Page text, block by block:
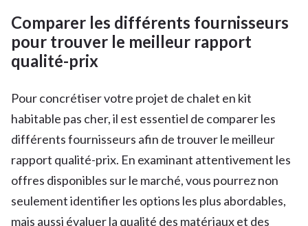
Comparer les différents fournisseurs
pour trouver le meilleur rapport
qualité-prix
Pour concrétiser votre projet de chalet en kit
habitable pas cher, il est essentiel de comparer les
différents fournisseurs afin de trouver le meilleur
rapport qualité-prix. En examinant attentivement les
offres disponibles sur le marché, vous pourrez non
seulement identifier les options les plus abordables,
mais aussi évaluer la qualité des matériaux et des